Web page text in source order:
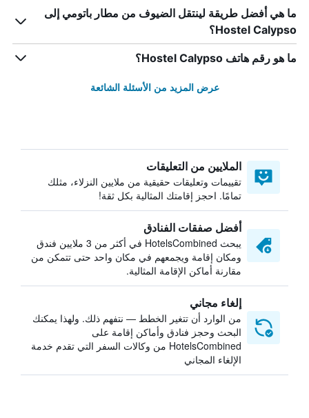
ما هي أفضل طريقة لينتقل الضيوف من مطار باتومي إلى
Hostel Calypso؟
ما هو رقم هاتف Hostel Calypso؟
عرض المزيد من الأسئلة الشائعة
الملايين من التعليقات
تقييمات وتعليقات حقيقية من ملايين النزلاء، مثلك
تمامًا. احجز إقامتك المثالية بكل ثقة!
أفضل صفقات الفنادق
يبحث HotelsCombined في أكثر من 3 ملايين فندق
ومكان إقامة ويجمعهم في مكان واحد حتى تتمكن من
مقارنة أماكن الإقامة المثالية.
إلغاء مجاني
من الوارد أن تتغير الخطط — نتفهم ذلك. ولهذا يمكنك
البحث وحجز فنادق وأماكن إقامة على
HotelsCombined من وكالات السفر التي تقدم خدمة
الإلغاء المجاني